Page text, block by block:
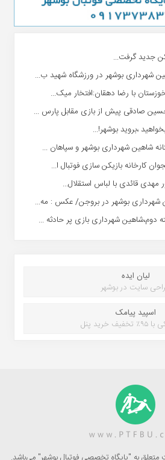
جدید گرفت...
شهردارى بوشهر در ورزشگاه شهید ب...
خوزستان با رضا دهقان:افتخار میک...
صادقی پیش از بازی مقابل پارس ...
،بروید بوشهر!...
شاهین شهردارى بوشهر و سپاهان ...
کارخانه بازیکن سازی فوتبال ا...
مهدی قائدی با لباس استقلال...
شهرداری بوشهر در بروجن/ عکس : مه...
دوم،شاهین شهرداری بازی پر حادثه ...
لیان ایده
سایت در بوشهر
اسپید پیامک
خرید پنل